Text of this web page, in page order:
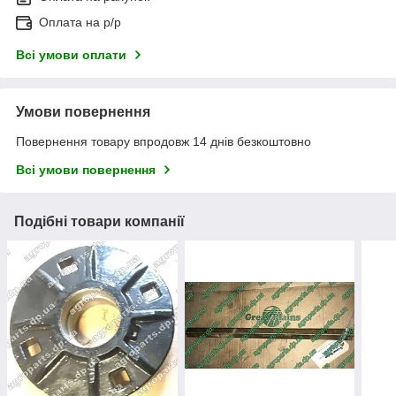
Оплата на р/р
Всі умови оплати
Умови повернення
Повернення товару впродовж 14 днів безкоштовно
Всі умови повернення
Подібні товари компанії